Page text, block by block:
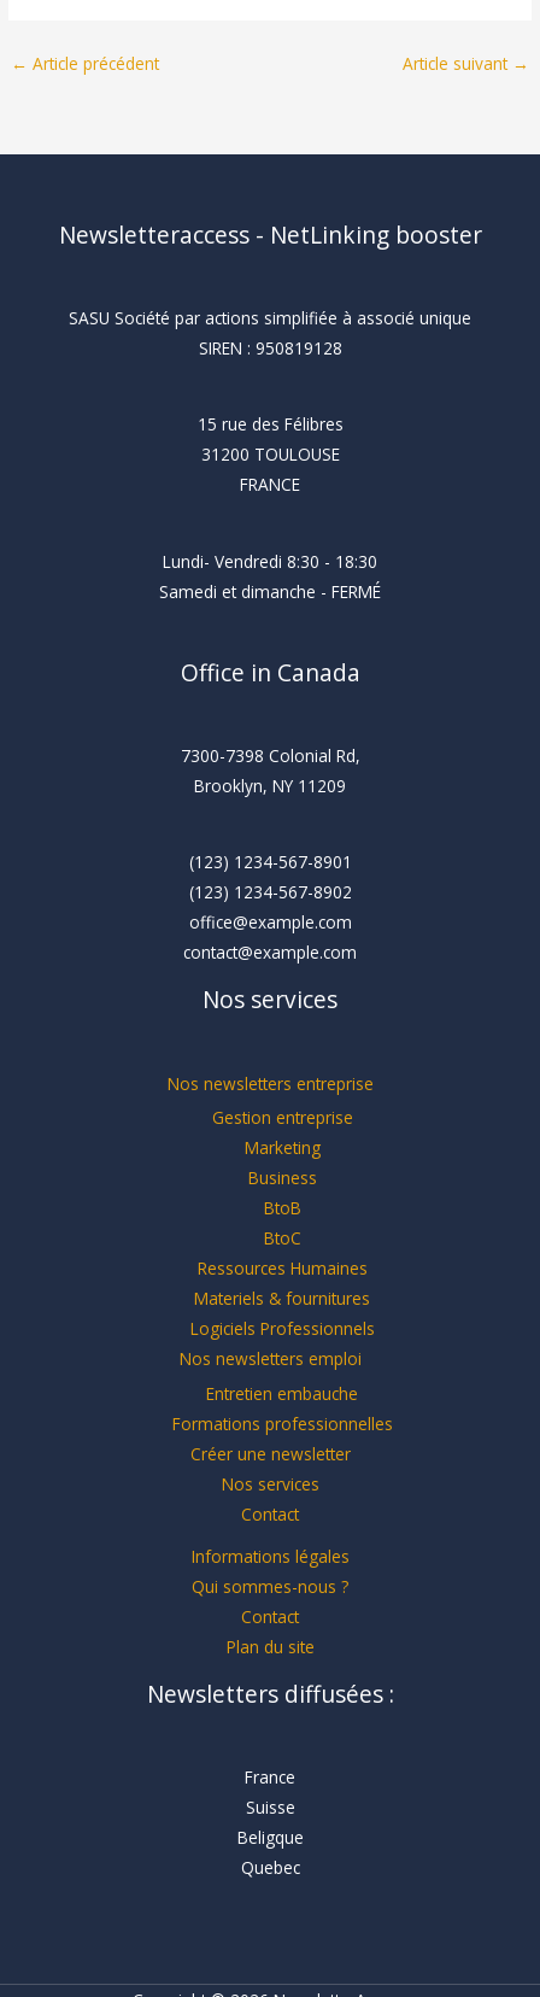
← Article précédent Article suivant →
Newsletteraccess - NetLinking booster
SASU Société par actions simplifiée à associé unique
SIREN : 950819128
15 rue des Félibres
31200 TOULOUSE
FRANCE
Lundi- Vendredi 8:30 - 18:30
Samedi et dimanche - FERMÉ
Office in Canada
7300-7398 Colonial Rd,
Brooklyn, NY 11209
(123) 1234-567-8901
(123) 1234-567-8902
office@example.com
contact@example.com
Nos services
Nos newsletters entreprise
Gestion entreprise
Marketing
Business
BtoB
BtoC
Ressources Humaines
Materiels & fournitures
Logiciels Professionnels
Nos newsletters emploi
Entretien embauche
Formations professionnelles
Créer une newsletter
Nos services
Contact
Informations légales
Qui sommes-nous ?
Contact
Plan du site
Newsletters diffusées :
France
Suisse
Beligque
Quebec